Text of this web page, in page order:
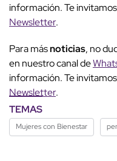
información. Te
Newsletter.
Para másnoticias, no
en nuestro canal de
información. Te
Newsletter.
TEMAS
Mujeres con Bienestar